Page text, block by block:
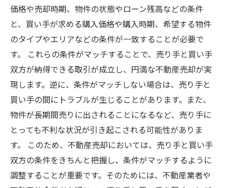
価格や売却時期、物件の状態やローン残高などの条件
と、買い手が求める購入価格や購入時期、希望する物件
のタイプやエリアなどの条件が一致することが必要で
す。 これらの条件がマッチすることで、売り手と買い手
双方が納得できる取引が成立し、円満な不動産売却が実
現します。逆に、条件がマッチしない場合は、売り手と
買い手の間にトラブルが生じることがあります。また、
物件が長期間売りに出されることになるなど、売り手に
とっても不利な状況が引き起こされる可能性がありま
す。 このため、不動産売却においては、売り手と買い手
双方の条件をきちんと把握し、条件がマッチするように
調整することが重要です。そのためには、不動産業者や